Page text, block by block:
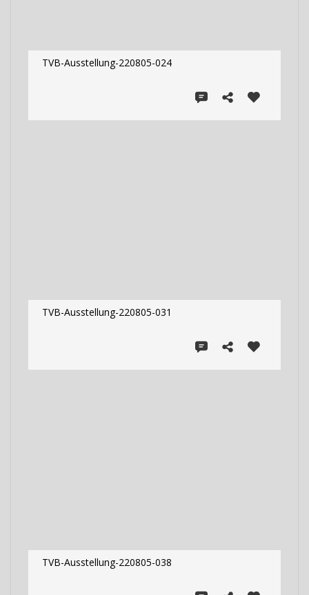
TVB-Ausstellung-220805-024
TVB-Ausstellung-220805-031
TVB-Ausstellung-220805-038